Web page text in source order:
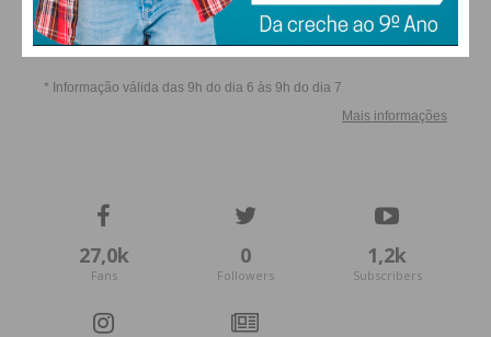
27,0k
Fans
0
Followers
1,2k
Subscribers